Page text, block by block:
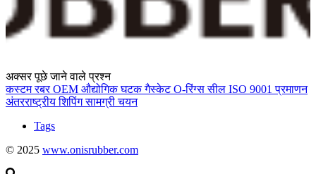
अक्सर पूछे जाने वाले प्रश्न
कस्टम रबरOEM औद्योगिक घटकगैस्केटO-रिंग्ससील ISO 9001प्रमाणन
अंतरराष्ट्रीय शिपिंगसामग्री चयन
Tags
© 2025 www.onisrubber.com